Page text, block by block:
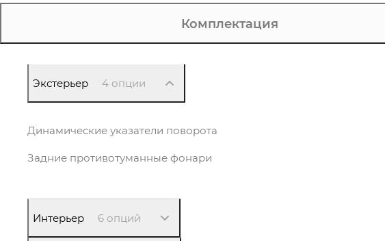
Комплектация
Экстерьер 4 опции
Динамические указатели поворота
Задние противотуманные фонари
Интерьер 6 опций